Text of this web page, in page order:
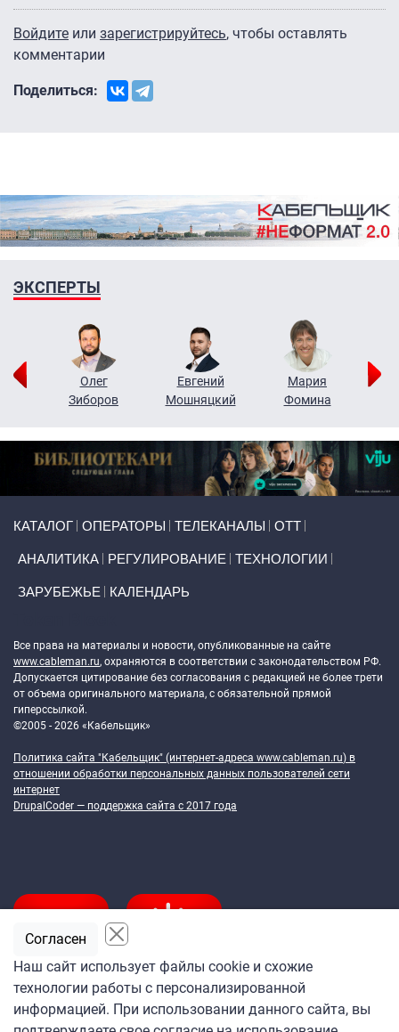
Войдите или зарегистрируйтесь, чтобы оставлять
комментарии
Поделиться:
ЭКСПЕРТЫ
Олег
Зиборов
Евгений
Мошняцкий
Мария
Фомина
КАТАЛОГ ОПЕРАТОРЫ ТЕЛЕКАНАЛЫ ОТТ
АНАЛИТИКА РЕГУЛИРОВАНИЕ ТЕХНОЛОГИИ
ЗАРУБЕЖЬЕ КАЛЕНДАРЬ
Все права на материалы и новости, опубликованные на сайте
www.cableman.ru, охраняются в соответствии с законодательством РФ.
Допускается цитирование без согласования с редакцией не более трети
от объема оригинального материала, с обязательной прямой
гиперссылкой.
©2005 - 2026 «Кабельщик»
Политика сайта "Кабельщик" (интернет-адреса www.cableman.ru) в
отношении обработки персональных данных пользователей сети
интернет
DrupalCoder — поддержка сайта c 2017 года
Подпишитесь
на ежедневную рассылку
Наш сайт использует файлы cookie и схожие
технологии работы с персонализированной
информацией. При использовании данного сайта, вы
Согласен